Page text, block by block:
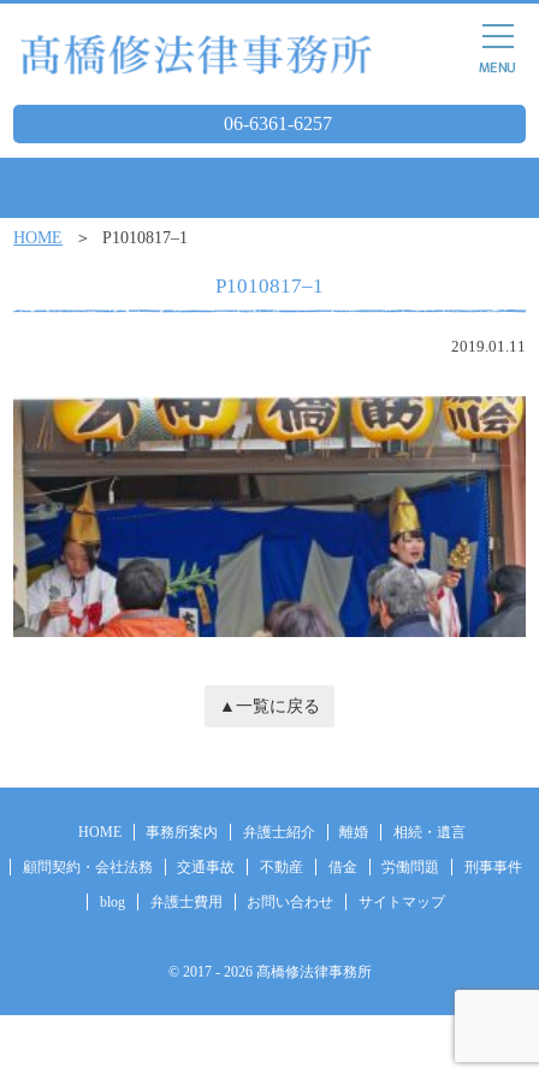
06-6361-6257
HOME P1010817–1
P1010817–1
2019.01.11
▲一覧に戻る
HOME 事務所案内 弁護士紹介 離婚 相続・遺言
顧問契約・会社法務 交通事故 不動産 借金 労働問題 刑事事件
blog 弁護士費用 お問い合わせ サイトマップ
© 2017 - 2026 髙橋修法律事務所